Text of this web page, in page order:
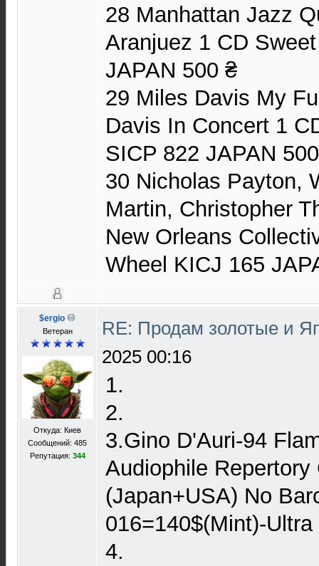
28 Manhattan Jazz
Aranjuez 1 CD
JAPAN 500 ₴
29 Miles Davis My
Davis In Concert 1
SICP 822 JAPAN
30 Nicholas Payton,
Martin, Christopher
New Orleans
Wheel KICJ 165
$ergio
Ветеран
Откуда: Киев
Сообщений: 485
Репутация: 344
RE: Продам золотые и
2025 00:16
1.
2.
3.Gino D'Auri-94
Audiophile Repertory
(Japan+USA) No
016=140$(Mint)-Ultra
4.